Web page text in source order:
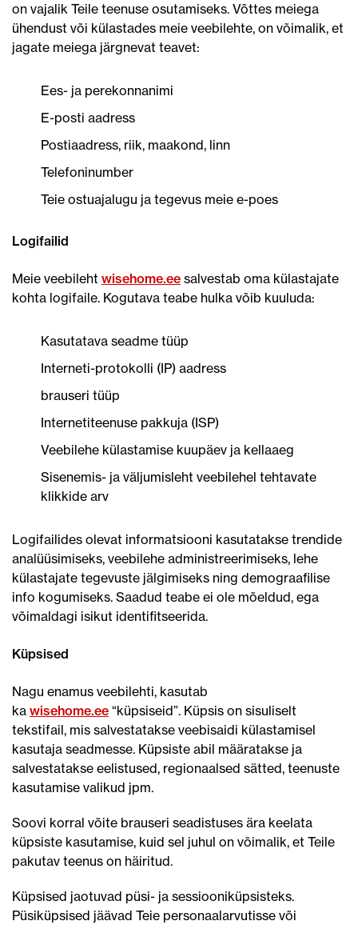
on vajalik Teile teenuse osutamiseks. Võttes meiega
ühendust või külastades meie veebilehte, on võimalik, et
jagate meiega järgnevat teavet:
Ees- ja perekonnanimi
E-posti aadress
Postiaadress, riik, maakond, linn
Telefoninumber
Teie ostuajalugu ja tegevus meie e-poes
Logifailid
Meie veebileht wisehome.ee salvestab oma külastajate
kohta logifaile. Kogutava teabe hulka võib kuuluda:
Kasutatava seadme tüüp
Interneti-protokolli (IP) aadress
brauseri tüüp
Internetiteenuse pakkuja (ISP)
Veebilehe külastamise kuupäev ja kellaaeg
Sisenemis- ja väljumisleht veebilehel tehtavate
klikkide arv
Logifailides olevat informatsiooni kasutatakse trendide
analüüsimiseks, veebilehe administreerimiseks, lehe
külastajate tegevuste jälgimiseks ning demograafilise
info kogumiseks. Saadud teabe ei ole mõeldud, ega
võimaldagi isikut identifitseerida.
Küpsised
Nagu enamus veebilehti, kasutab
ka wisehome.ee “küpsiseid”. Küpsis on sisuliselt
tekstifail, mis salvestatakse veebisaidi külastamisel
kasutaja seadmesse. Küpsiste abil määratakse ja
salvestatakse eelistused, regionaalsed sätted, teenuste
kasutamise valikud jpm.
Soovi korral võite brauseri seadistuses ära keelata
küpsiste kasutamise, kuid sel juhul on võimalik, et Teile
pakutav teenus on häiritud.
Küpsised jaotuvad püsi- ja sessiooniküpsisteks.
Püsiküpsised jäävad Teie personaalarvutisse või